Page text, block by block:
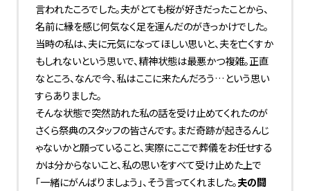
言われたころでした。夫がとても桜が好きだったことから、
名前に縁を感じ何気なく足を運んだのがきっかけでした。
当時の私は、夫に元気になってほしい思いと、夫を亡くすか
もしれないという思いで、精神状態は最悪かつ複雑。正直
なところ、なんで今、私はここに来たんだろう…という思い
すらありました。
そんな状態で突然訪れた私の話を受け止めてくれたのが
さくら祭典のスタッフの皆さんです。まだ奇跡が起きるんじ
ゃないかと願っていること、実際にここで葬儀をお任せする
かは分からないこと、私の思いをすべて受け止めた上で
「一緒にがんばりましょう」、そう言ってくれました。夫の闘